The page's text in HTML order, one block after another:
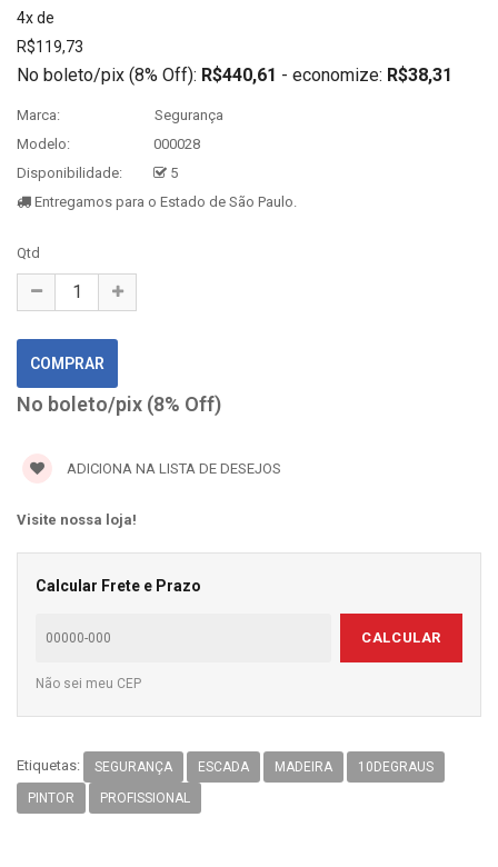
4x de
R$119,73
No boleto/pix (8% Off): R$440,61 - economize: R$38,31
Marca:
Segurança
Modelo:
000028
Disponibilidade:
5
Entregamos para o Estado de São Paulo.
Qtd
No boleto/pix (8% Off)
ADICIONA NA LISTA DE DESEJOS
Visite nossa loja!
Calcular Frete e Prazo
CALCULAR
Não sei meu CEP
Etiquetas: SEGURANÇA ESCADA MADEIRA
10DEGRAUS
PINTOR
PROFISSIONAL